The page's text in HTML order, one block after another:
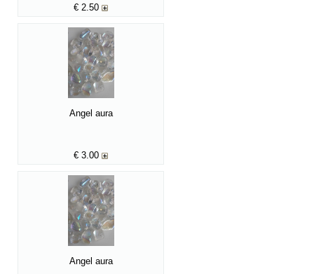
€ 2.50
Angel aura
€ 3.00
Angel aura